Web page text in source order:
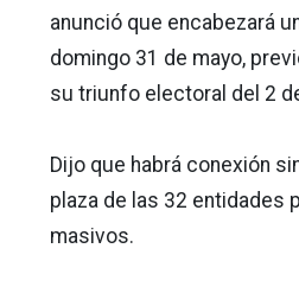
anunció que encabezará
domingo 31 de mayo,
su triunfo electoral del 2
Dijo que habrá conexión
plaza de las 32 entidades
masivos.